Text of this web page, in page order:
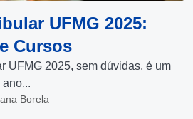
UFMG 2025:
Cursos
UFMG 2025, sem dúvidas, é um
Borela